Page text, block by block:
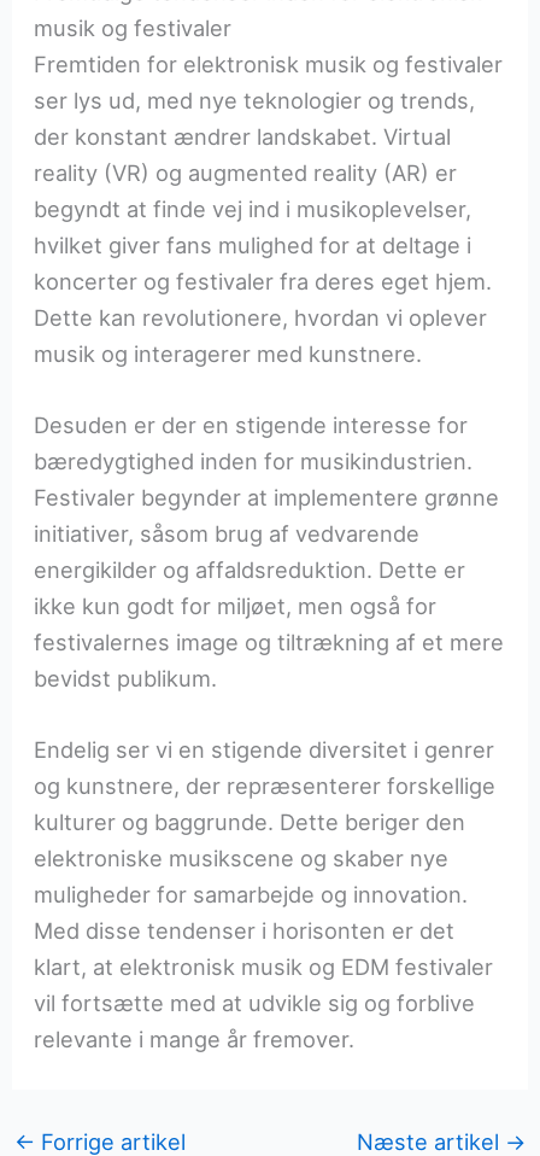
musik og festivaler
Fremtiden for elektronisk musik og festivaler
ser lys ud, med nye teknologier og trends,
der konstant ændrer landskabet. Virtual
reality (VR) og augmented reality (AR) er
begyndt at finde vej ind i musikoplevelser,
hvilket giver fans mulighed for at deltage i
koncerter og festivaler fra deres eget hjem.
Dette kan revolutionere, hvordan vi oplever
musik og interagerer med kunstnere.
Desuden er der en stigende interesse for
bæredygtighed inden for musikindustrien.
Festivaler begynder at implementere grønne
initiativer, såsom brug af vedvarende
energikilder og affaldsreduktion. Dette er
ikke kun godt for miljøet, men også for
festivalernes image og tiltrækning af et mere
bevidst publikum.
Endelig ser vi en stigende diversitet i genrer
og kunstnere, der repræsenterer forskellige
kulturer og baggrunde. Dette beriger den
elektroniske musikscene og skaber nye
muligheder for samarbejde og innovation.
Med disse tendenser i horisonten er det
klart, at elektronisk musik og EDM festivaler
vil fortsætte med at udvikle sig og forblive
relevante i mange år fremover.
← Forrige artikel Næste artikel →